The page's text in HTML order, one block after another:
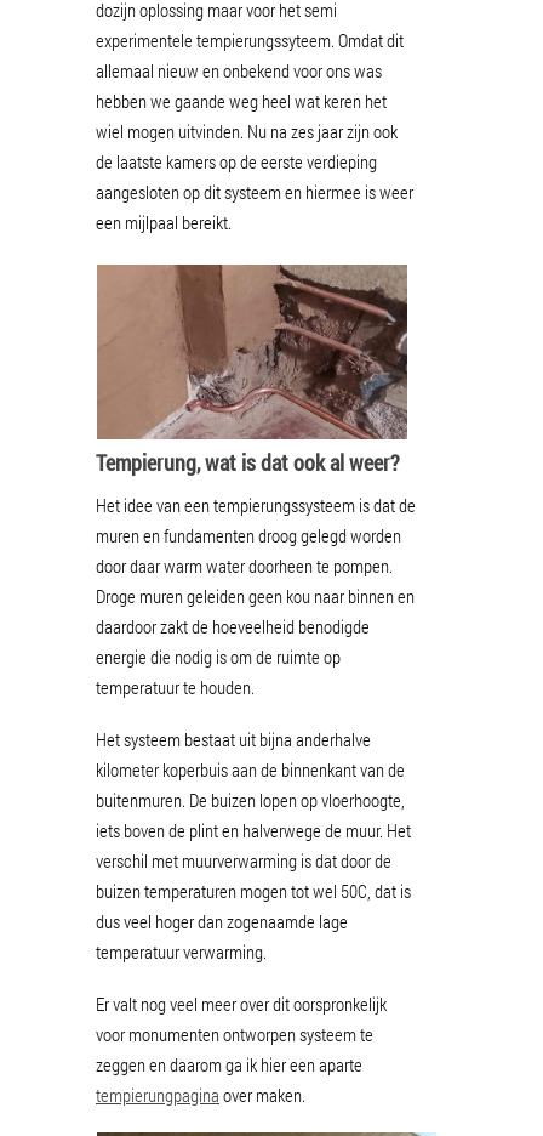
dozijn oplossing maar voor het semi
experimentele tempierungssyteem. Omdat dit
allemaal nieuw en onbekend voor ons was
hebben we gaande weg heel wat keren het
wiel mogen uitvinden. Nu na zes jaar zijn ook
de laatste kamers op de eerste verdieping
aangesloten op dit systeem en hiermee is weer
een mijlpaal bereikt.
Tempierung, wat is dat ook al weer?
Het idee van een tempierungssysteem is dat de
muren en fundamenten droog gelegd worden
door daar warm water doorheen te pompen.
Droge muren geleiden geen kou naar binnen en
daardoor zakt de hoeveelheid benodigde
energie die nodig is om de ruimte op
temperatuur te houden.
Het systeem bestaat uit bijna anderhalve
kilometer koperbuis aan de binnenkant van de
buitenmuren. De buizen lopen op vloerhoogte,
iets boven de plint en halverwege de muur. Het
verschil met muurverwarming is dat door de
buizen temperaturen mogen tot wel 50C, dat is
dus veel hoger dan zogenaamde lage
temperatuur verwarming.
Er valt nog veel meer over dit oorspronkelijk
voor monumenten ontworpen systeem te
zeggen en daarom ga ik hier een aparte
tempierungpagina over maken.